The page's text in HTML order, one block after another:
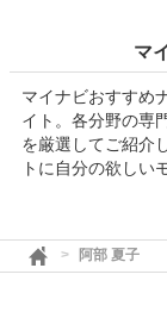
マ
マイナビおすすめ
イト。各分野の専
を厳選してご紹介
トに自分の欲しい
阿部 夏子